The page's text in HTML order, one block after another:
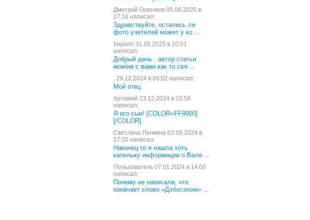
Дмитрий Осколков 05.06.2025 в
17:16 написал:
Здравствуйте, остались ли
фото учителей может у ко ...
Кирилл 31.05.2025 в 10:01
написал:
Добрый день , автор статьи
можем с вами как то свя ...
. 29.12.2024 в 09:02 написал:
Мой отец
Артемий 23.12.2024 в 10:56
написал:
Я его сын! [COLOR=FF9900]
[/COLOR]
Светлана Печкина 03.09.2024 в
17:05 написал:
Наконец-то я нашла хоть
капельку информации о Вале ...
Пользователь 07.01.2024 в 14:00
написал:
Почему не написали, что
означает слово «Дэбэсэнэм» ...